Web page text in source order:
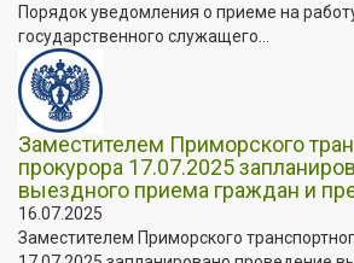
Порядок уведомления о приеме на
государственного служащего...
Заместителем Приморского
прокурора 17.07.2025
выездного приема граждан и
16.07.2025
Заместителем Приморского